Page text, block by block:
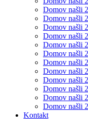
Domov našli
Domov našli
Domov našli
Domov našli
Domov našli
Domov našli
Domov našli
Domov našli
Domov našli
Domov našli
Domov našli
Domov našli
Kontakt